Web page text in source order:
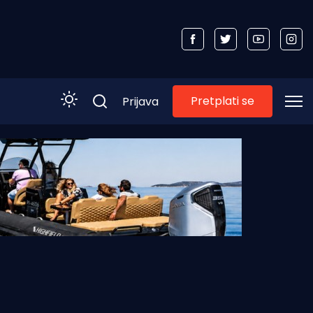
Prijava Pretplati se